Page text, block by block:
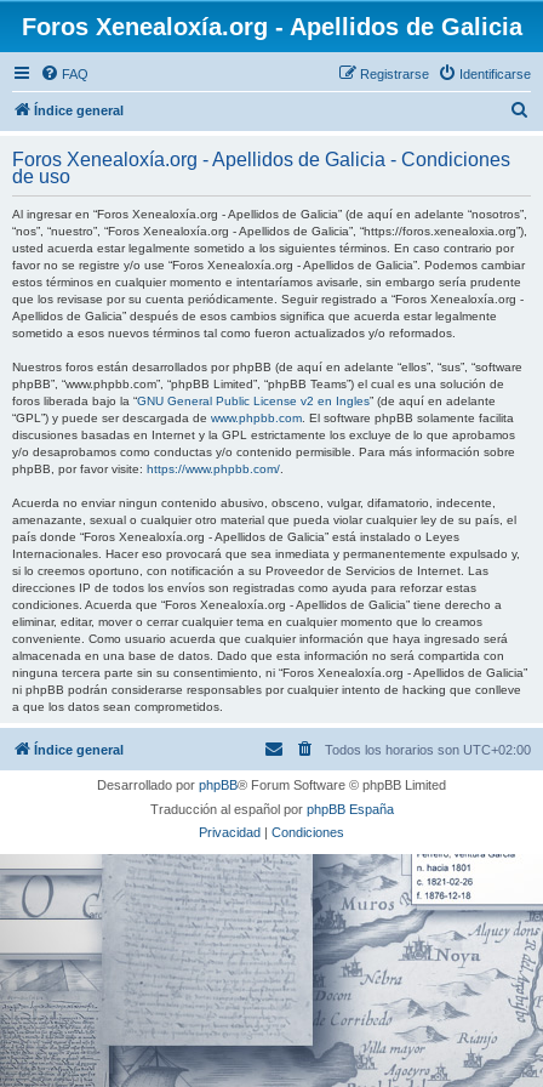
Foros Xenealoxía.org - Apellidos de Galicia
FAQ Identificarse
Registrarse
Índice general
c
Foros Xenealoxía.org - Apellidos de Galicia - Condiciones
de uso
Al ingresar en “Foros Xenealoxía.org - Apellidos de Galicia” (de aquí en adelante “nosotros”,
“nos”, “nuestro”, “Foros Xenealoxía.org - Apellidos de Galicia”, “https://foros.xenealoxia.org”),
usted acuerda estar legalmente sometido a los siguientes términos. En caso contrario por
favor no se registre y/o use “Foros Xenealoxía.org - Apellidos de Galicia”. Podemos cambiar
estos términos en cualquier momento e intentaríamos avisarle, sin embargo sería prudente
que los revisase por su cuenta periódicamente. Seguir registrado a “Foros Xenealoxía.org -
Apellidos de Galicia” después de esos cambios significa que acuerda estar legalmente
sometido a esos nuevos términos tal como fueron actualizados y/o reformados.
Nuestros foros están desarrollados por phpBB (de aquí en adelante “ellos”, “sus”, “software
phpBB”, “www.phpbb.com”, “phpBB Limited”, “phpBB Teams”) el cual es una solución de
foros liberada bajo la “GNU General Public License v2 en Ingles” (de aquí en adelante
“GPL”) y puede ser descargada de www.phpbb.com . El software phpBB solamente facilita
discusiones basadas en Internet y la GPL estrictamente los excluye de lo que aprobamos
y/o desaprobamos como conductas y/o contenido permisible. Para más información sobre
phpBB, por favor visite: https://www.phpbb.com/
Acuerda no enviar ningun contenido abusivo, obsceno, vulgar, difamatorio, indecente,
amenazante, sexual o cualquier otro material que pueda violar cualquier ley de su país, el
país donde “Foros Xenealoxía.org - Apellidos de Galicia” está instalado o Leyes
Internacionales. Hacer eso provocará que sea inmediata y permanentemente expulsado y,
si lo creemos oportuno, con notificación a su Proveedor de Servicios de Internet. Las
direcciones IP de todos los envíos son registradas como ayuda para reforzar estas
condiciones. Acuerda que “Foros Xenealoxía.org - Apellidos de Galicia” tiene derecho a
eliminar, editar, mover o cerrar cualquier tema en cualquier momento que lo creamos
conveniente. Como usuario acuerda que cualquier información que haya ingresado será
almacenada en una base de datos. Dado que esta información no será compartida con
ninguna tercera parte sin su consentimiento, ni “Foros Xenealoxía.org - Apellidos de Galicia”
ni phpBB podrán considerarse responsables por cualquier intento de hacking que conlleve
a que los datos sean comprometidos.
Índice general Todos los horarios son UTC+02:00
Desarrollado por phpBB® Forum Software © phpBB Limited
Traducción al español por phpBB España
Privacidad | Condiciones